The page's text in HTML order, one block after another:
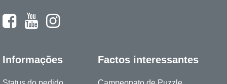
Informações Factos interessantes